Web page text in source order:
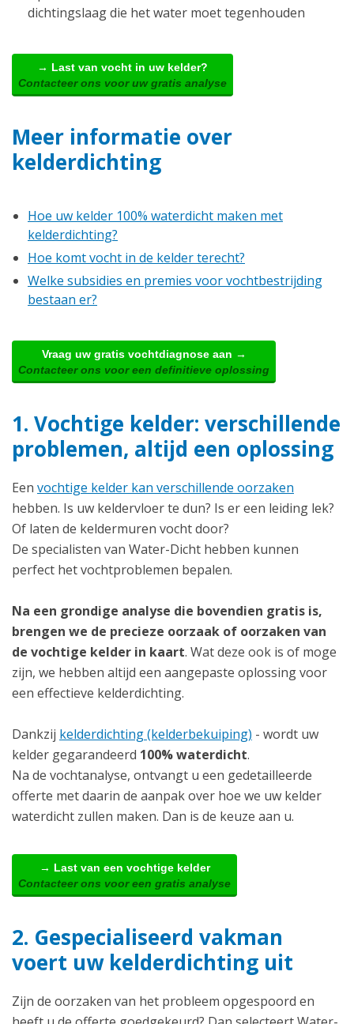
dichtingslaag die het water moet tegenhouden
→ Last van vocht in uw kelder?
Contacteer ons voor uw gratis analyse
Meer informatie over
kelderdichting
Hoe uw kelder 100% waterdicht maken met
kelderdichting?
Hoe komt vocht in de kelder terecht?
Welke subsidies en premies voor vochtbestrijding
bestaan er?
Vraag uw gratis vochtdiagnose aan →
Contacteer ons voor een definitieve oplossing
1. Vochtige kelder: verschillende
problemen, altijd een oplossing
Een vochtige kelder kan verschillende oorzaken
hebben. Is uw keldervloer te dun? Is er een leiding lek?
Of laten de keldermuren vocht door?
De specialisten van Water-Dicht hebben kunnen
perfect het vochtproblemen bepalen.
Na een grondige analyse die bovendien gratis is,
brengen we de precieze oorzaak of oorzaken van
de vochtige kelder in kaart. Wat deze ook is of moge
zijn, we hebben altijd een aangepaste oplossing voor
een effectieve kelderdichting.
Dankzij kelderdichting (kelderbekuiping) - wordt uw
kelder gegarandeerd 100% waterdicht.
Na de vochtanalyse, ontvangt u een gedetailleerde
offerte met daarin de aanpak over hoe we uw kelder
waterdicht zullen maken. Dan is de keuze aan u.
→ Last van een vochtige kelder
Contacteer ons voor een gratis analyse
2. Gespecialiseerd vakman
voert uw kelderdichting uit
Zijn de oorzaken van het probleem opgespoord en